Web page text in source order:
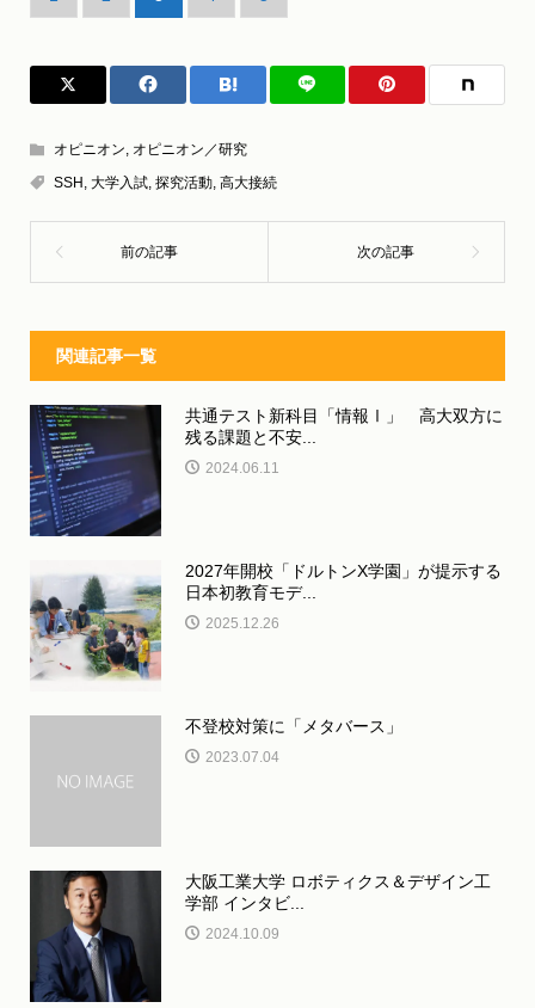
オピニオン, オピニオン／研究
SSH, 大学入試, 探究活動, 高大接続
関連記事一覧
共通テスト新科目「情報Ⅰ」 高大双方に
残る課題と不安...
2024.06.11
2027年開校「ドルトンX学園」が提示する
日本初教育モデ...
2025.12.26
不登校対策に「メタバース」
2023.07.04
大阪工業大学 ロボティクス＆デザイン工
学部 インタビ...
2024.10.09